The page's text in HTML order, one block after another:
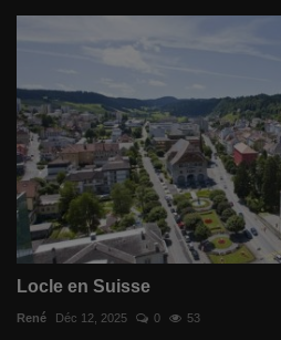
Locle en Suisse
René Déc 12, 2025 0 53